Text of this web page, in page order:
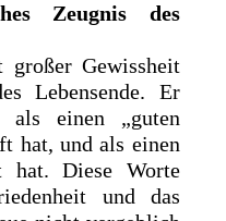
Zeugnis des
Gewissheit
Lebensende. Er
als einen „guten
hat, und als einen
hat. Diese Worte
und das